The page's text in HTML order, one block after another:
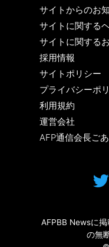
サイトからのお
サイトに関する
サイトに関する
採用情報
サイトポリシー
プライバシーポ
利用規約
運営会社
AFP通信会長ご
AFPBB Newsに
の無